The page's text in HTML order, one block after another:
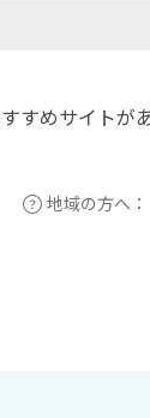
すめサイトが
地域の方へ